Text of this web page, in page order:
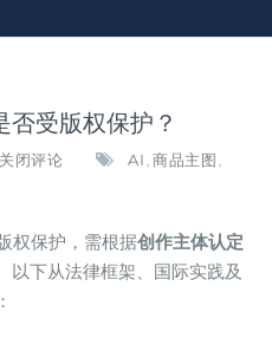
受版权保护？
闭评论 AI , 商品主图 ,
权保护，需根据​​创作主体认定​
以下从法律框架、国际实践及